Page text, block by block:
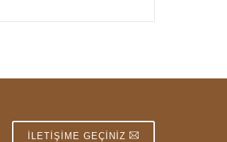
İLETIŞIME GEÇINIZ